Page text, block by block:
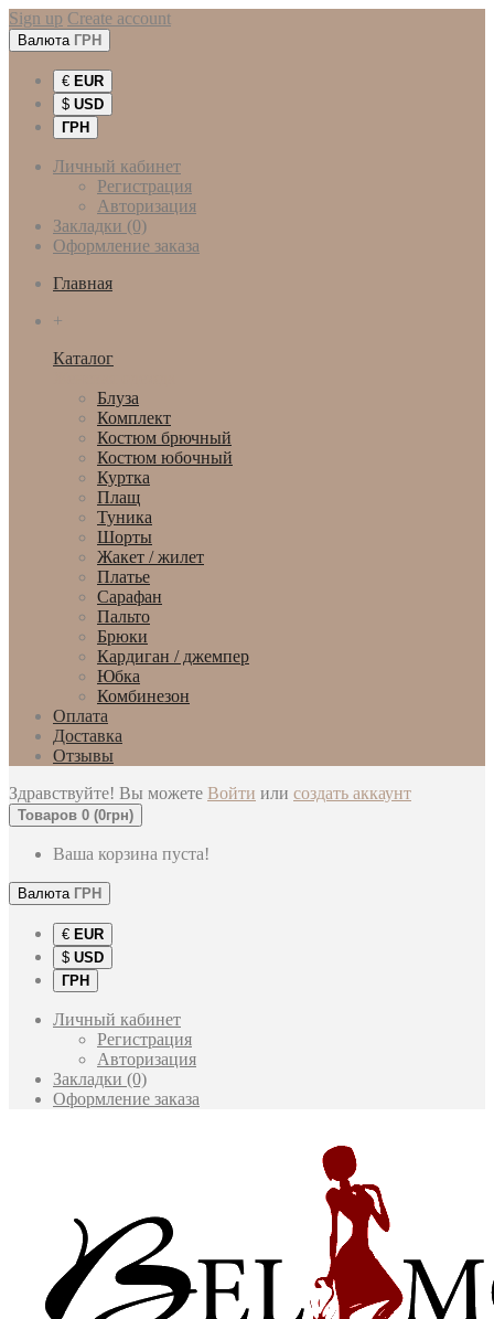
Sign up Create account
Валюта ГРН
€ EUR
$ USD
ГРН
Личный кабинет
Регистрация
Авторизация
Закладки (0)
Оформление заказа
Главная
+
Каталог
Блуза
Комплект
Костюм брючный
Костюм юбочный
Куртка
Плащ
Туника
Шорты
Жакет / жилет
Платье
Сарафан
Пальто
Брюки
Кардиган / джемпер
Юбка
Комбинезон
Оплата
Доставка
Отзывы
Здравствуйте! Вы можете Войти или создать аккаунт
Товаров 0 (0грн)
Ваша корзина пуста!
Валюта ГРН
€ EUR
$ USD
ГРН
Личный кабинет
Регистрация
Авторизация
Закладки (0)
Оформление заказа